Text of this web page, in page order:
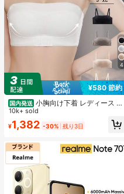
4
¥580 節約
国内発送 小胸向け下着 レディース 、
脇高UPブラジャー 無地チューブト
ップ 、ストラップレスカップ付きブ
ラ 、取り外し可能な肩紐インナー、
トップ 白
10k+ sold
¥1,382 -30% 残り3日